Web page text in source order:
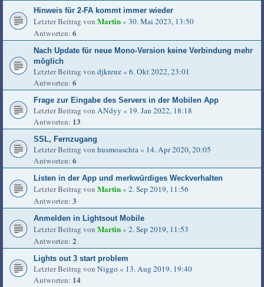
Hinweis für 2-FA kommt immer wieder
Letzter Beitrag von Martin « 30. Mai 2023, 13:50
Antworten: 6
Nach Update für neue Mono-Version keine Verbindung mehr
möglich
Letzter Beitrag von djkreuz « 6. Okt 2022, 23:01
Antworten: 6
Frage zur Eingabe des Servers in der Mobilen App
Letzter Beitrag von ANdyy « 19. Jan 2022, 18:18
Antworten: 13
SSL, Fernzugang
Letzter Beitrag von husmoaschta « 14. Apr 2020, 20:05
Antworten: 6
Listen in der App und merkwürdiges Weckverhalten
Letzter Beitrag von Martin « 2. Sep 2019, 11:56
Antworten: 3
Anmelden in Lightsout Mobile
Letzter Beitrag von Martin « 2. Sep 2019, 11:53
Antworten: 2
Lights out 3 start problem
Letzter Beitrag von Niggo « 13. Aug 2019, 19:40
Antworten: 14